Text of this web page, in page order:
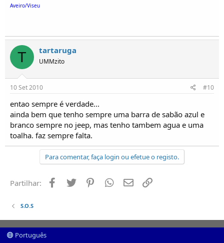
Aveiro/Viseu
T tartaruga
UMMzito
10 Set 2010 #10
entao sempre é verdade...
ainda bem que tenho sempre uma barra de sabão azul e
branco sempre no jeep, mas tenho tambem agua e uma
toalha. faz sempre falta.
Para comentar, faça login ou efetue o registo.
Partilhar: Facebook
Twitter PinterestWhatsapp
Email
S.O.S
Português